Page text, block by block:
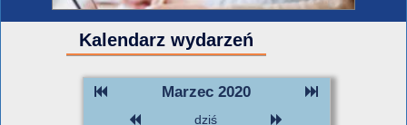
Kalendarz wydarzeń
Marzec 2020
dziś